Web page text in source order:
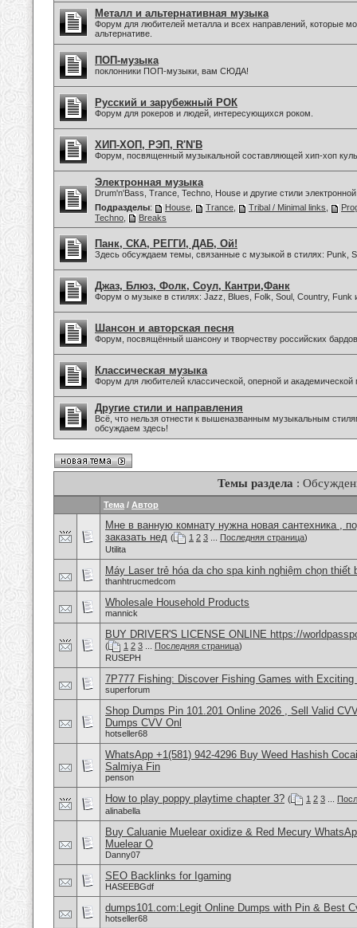
Металл и альтернативная музыка
Форум для любителей металла и всех направлений, которые
альтернативе.
ПОП-музыка
поклонники ПОП-музыки, вам СЮДА!
Русский и зарубежный РОК
Форум для рокеров и людей, интересующихся роком.
ХИП-ХОП, РЭП, R'N'B
Форум, посвященный музыкальной составляющей хип-хоп
Электронная музыка
Drum'n'Bass, Trance, Techno, House и другие стили
Подразделы: House Trance Tribal / Minimal links
Techno
Breaks
Панк, СКА, РЕГГИ, ДАБ, Ой!
Здесь обсуждаем темы, связанные с музыкой в стилях: Punk,
Джаз, Блюз, Фолк, Соул, Кантри,Фанк
Форум о музыке в стилях: Jazz, Blues, Folk, Soul, Country, Funk
Шансон и авторская песня
Форум, посвящённый шансону и творчеству российских
Классическая музыка
Форум для любителей классической, оперной и академической
Другие стили и направления
Всё, что нельзя отнести к вышеназванным музыкальным
обсуждаем здесь!
Темы раздела :
Тема / Автор
Мне в ванную комнату нужна новая сантехника ,
заказать нед ( 1 2 3 Последняя страница)
Utilita
Máy Laser trẻ hóa da cho spa kinh nghiệm chọn thiết
thanhtrucmedcom
Wholesale Household Products
mannick
BUY DRIVER'S LICENSE ONLINE https://
( 1 2 3 Последняя страница)
RUSEPH
7P777 Fishing: Discover Fishing Games with
superforum
Shop Dumps Pin 101.201 Online 2026 , Sell Valid
Dumps CVV Onl
hotseller68
WhatsApp +1(581) 942-4296 Buy Weed Hashish
Salmiya Fin
penson
How to play poppy playtime chapter 3? ( 1 2 3
alinabella
Buy Caluanie Muelear oxidize & Red Mecury
Muelear O
Danny07
SEO Backlinks for Igaming
HASEEBGdf
dumps101.com:Legit Online Dumps with Pin & Best
hotseller68